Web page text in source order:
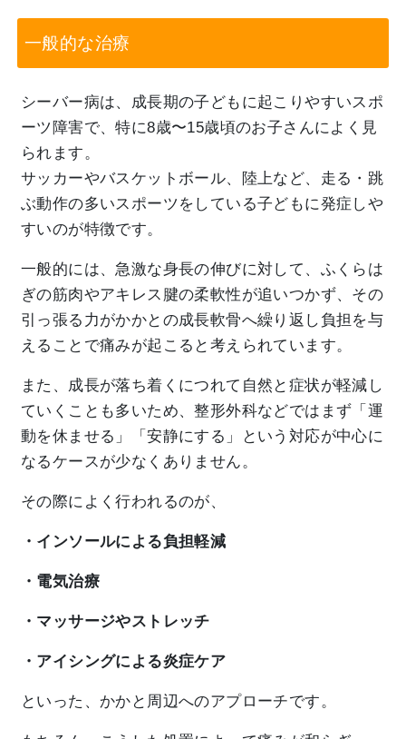
一般的な治療
シーバー病は、成長期の子どもに起こりやすいスポ
ーツ障害で、特に8歳〜15歳頃のお子さんによく見
られます。
サッカーやバスケットボール、陸上など、走る・跳
ぶ動作の多いスポーツをしている子どもに発症しや
すいのが特徴です。
一般的には、急激な身長の伸びに対して、ふくらは
ぎの筋肉やアキレス腱の柔軟性が追いつかず、その
引っ張る力がかかとの成長軟骨へ繰り返し負担を与
えることで痛みが起こると考えられています。
また、成長が落ち着くにつれて自然と症状が軽減し
ていくことも多いため、整形外科などではまず「運
動を休ませる」「安静にする」という対応が中心に
なるケースが少なくありません。
その際によく行われるのが、
・インソールによる負担軽減
・電気治療
・マッサージやストレッチ
・アイシングによる炎症ケア
といった、かかと周辺へのアプローチです。